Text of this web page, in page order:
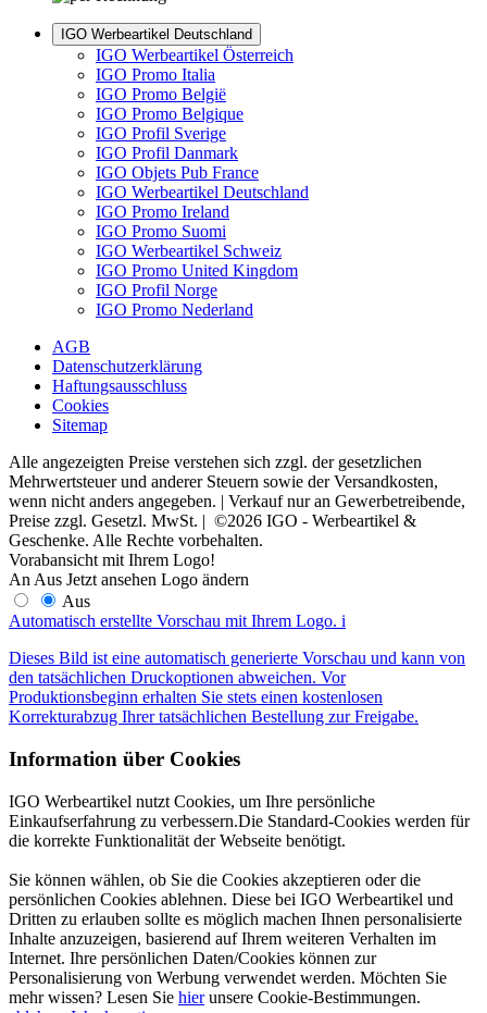
IGO Werbeartikel Deutschland
IGO Werbeartikel Österreich
IGO Promo Italia
IGO Promo België
IGO Promo Belgique
IGO Profil Sverige
IGO Profil Danmark
IGO Objets Pub France
IGO Werbeartikel Deutschland
IGO Promo Ireland
IGO Promo Suomi
IGO Werbeartikel Schweiz
IGO Promo United Kingdom
IGO Profil Norge
IGO Promo Nederland
AGB
Datenschutzerklärung
Haftungsausschluss
Cookies
Sitemap
Alle angezeigten Preise verstehen sich zzgl. der gesetzlichen
Mehrwertsteuer und anderer Steuern sowie der Versandkosten,
wenn nicht anders angegeben. | Verkauf nur an Gewerbetreibende,
Preise zzgl. Gesetzl. MwSt. | ©2026 IGO - Werbeartikel &
Geschenke. Alle Rechte vorbehalten.
Vorabansicht mit Ihrem Logo!
An Aus Jetzt ansehen Logo ändern
Aus
Automatisch erstellte Vorschau mit Ihrem Logo. i
Dieses Bild ist eine automatisch generierte Vorschau und kann von
den tatsächlichen Druckoptionen abweichen. Vor
Produktionsbeginn erhalten Sie stets einen kostenlosen
Korrekturabzug Ihrer tatsächlichen Bestellung zur Freigabe.
Information über Cookies
IGO Werbeartikel nutzt Cookies, um Ihre persönliche
Einkaufserfahrung zu verbessern.Die Standard-Cookies werden für
die korrekte Funktionalität der Webseite benötigt.
Sie können wählen, ob Sie die Cookies akzeptieren oder die
persönlichen Cookies ablehnen. Diese bei IGO Werbeartikel und
Dritten zu erlauben sollte es möglich machen Ihnen personalisierte
Inhalte anzuzeigen, basierend auf Ihrem weiteren Verhalten im
Internet. Ihre persönlichen Daten/Cookies können zur
Personalisierung von Werbung verwendet werden. Möchten Sie
mehr wissen? Lesen Sie hierunsere Cookie-Bestimmungen.